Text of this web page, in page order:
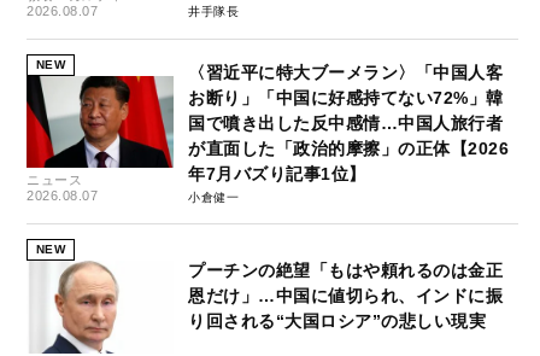
2026.08.07
井手隊長
NEW
ニュース
2026.08.07
〈習近平に特大ブーメラン〉「中国人客
お断り」「中国に好感持てない72%」韓
国で噴き出した反中感情…中国人旅行者
が直面した「政治的摩擦」の正体【2026
年7月バズり記事1位】
小倉健一
NEW
プーチンの絶望「もはや頼れるのは金正
恩だけ」…中国に値切られ、インドに振
り回される“大国ロシア”の悲しい現実